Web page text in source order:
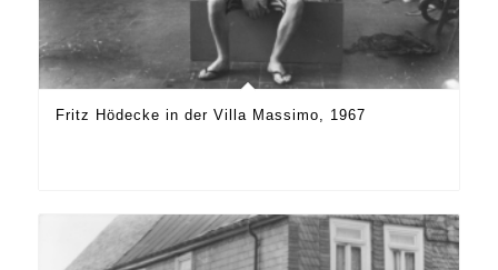
Fritz Hödecke in der Villa Massimo, 1967